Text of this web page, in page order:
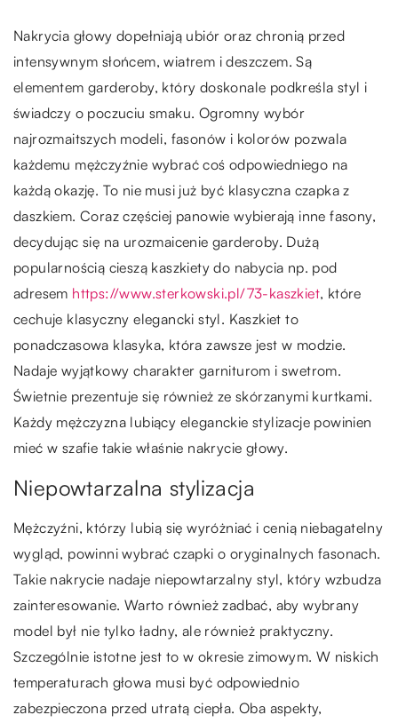
Nakrycia głowy dopełniają ubiór oraz chronią przed
intensywnym słońcem, wiatrem i deszczem. Są
elementem garderoby, który doskonale podkreśla styl i
świadczy o poczuciu smaku. Ogromny wybór
najrozmaitszych modeli, fasonów i kolorów pozwala
każdemu mężczyźnie wybrać coś odpowiedniego na
każdą okazję. To nie musi już być klasyczna czapka z
daszkiem. Coraz częściej panowie wybierają inne fasony,
decydując się na urozmaicenie garderoby. Dużą
popularnością cieszą kaszkiety do nabycia np. pod
adresem https://www.sterkowski.pl/73-kaszkiet, które
cechuje klasyczny elegancki styl. Kaszkiet to
ponadczasowa klasyka, która zawsze jest w modzie.
Nadaje wyjątkowy charakter garniturom i swetrom.
Świetnie prezentuje się również ze skórzanymi kurtkami.
Każdy mężczyzna lubiący eleganckie stylizacje powinien
mieć w szafie takie właśnie nakrycie głowy.
Niepowtarzalna stylizacja
Mężczyźni, którzy lubią się wyróżniać i cenią niebagatelny
wygląd, powinni wybrać czapki o oryginalnych fasonach.
Takie nakrycie nadaje niepowtarzalny styl, który wzbudza
zainteresowanie. Warto również zadbać, aby wybrany
model był nie tylko ładny, ale również praktyczny.
Szczególnie istotne jest to w okresie zimowym. W niskich
temperaturach głowa musi być odpowiednio
zabezpieczona przed utratą ciepła. Oba aspekty,